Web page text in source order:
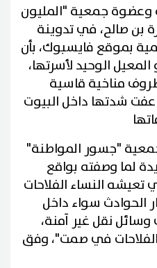
وعضوة جمعية "المليون
بن صالح، في تدوينة
بموقع فايسبوك، بأن
الوحيد لأسرتها،
مناخية قاسية
شدتها داخل البيوت
"جسور المواطنة"
لما وصفته بواقع
تعيشه النساء الفلاحات
الحوادث سواء داخل
وسائل نقل غير آمنة،
الفلاحات في صمت"، وفق